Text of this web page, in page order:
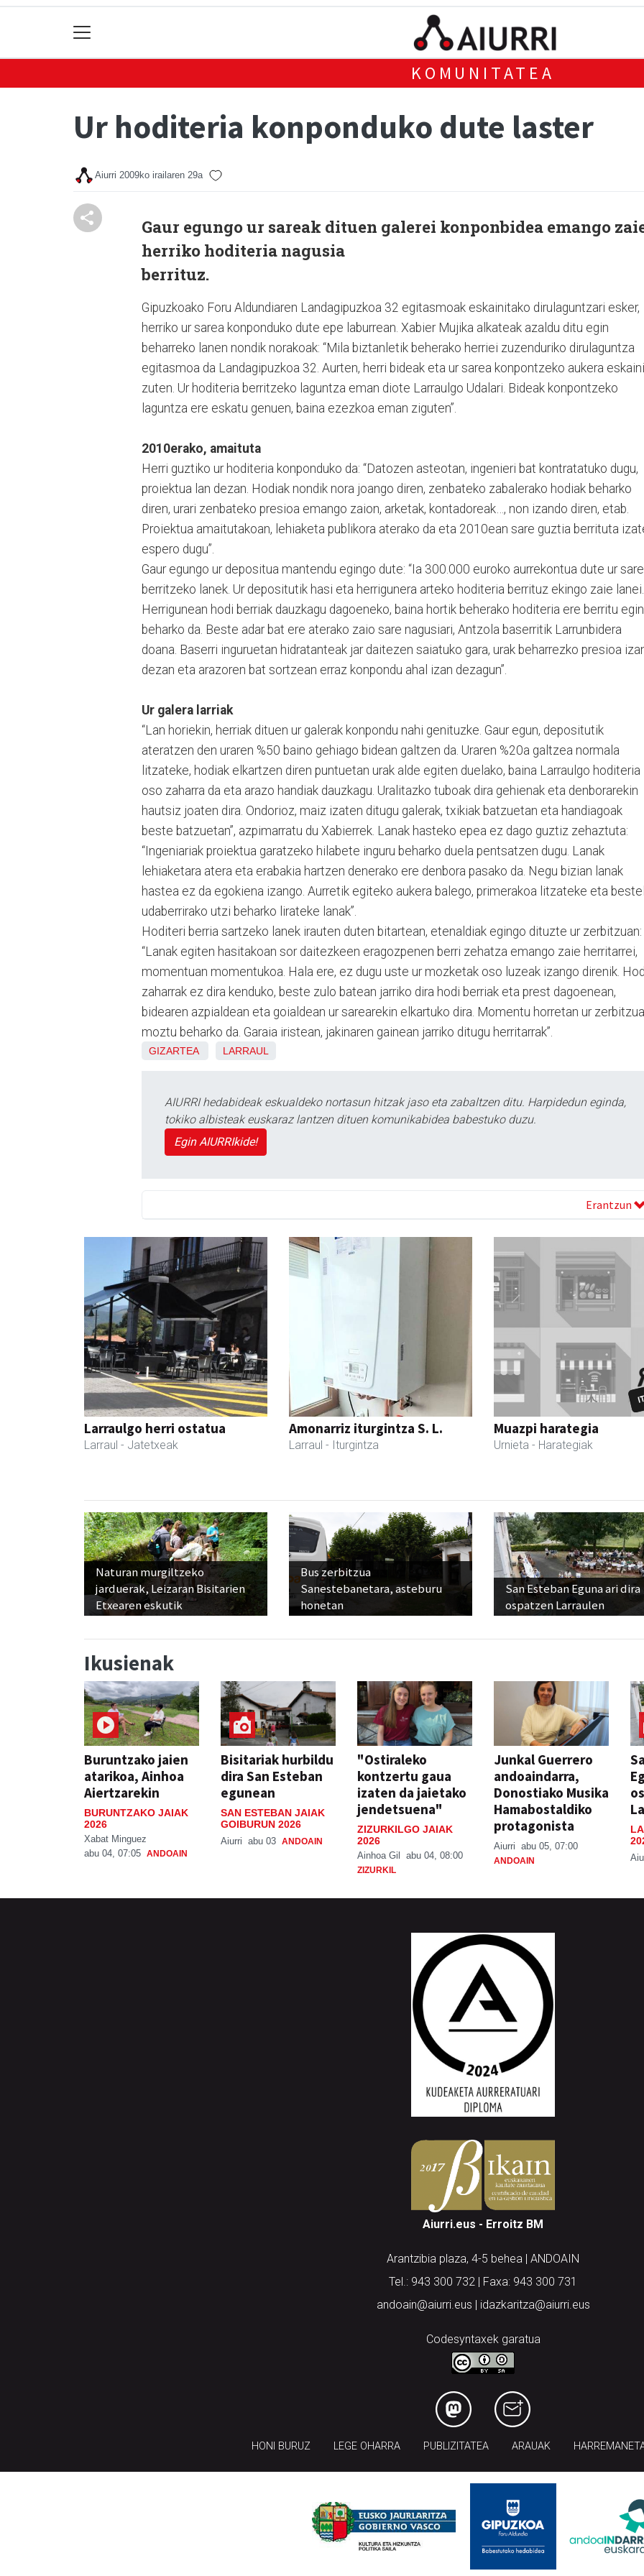
KOMUNITATEA
Ur hoditeria konponduko dute laster
Aiurri 2009ko irailaren 29a
Gaur egungo ur sareak dituen galerei konponbidea emango
herriko hoditeria nagusia
berrituz.
Gipuzkoako Foru Aldundiaren Landagipuzkoa 32 egitasmoak eskainitako dirulaguntzari esker,
herriko ur sarea konponduko dute epe laburrean. Xabier Mujika alkateak azaldu ditu egin
beharreko lanen nondik norakoak: “Mila biztanletik beherako herriei zuzenduriko dirulaguntza
egitasmoa da Landagipuzkoa 32. Aurten, herri bideak eta ur sarea konpontzeko aukera eskaini
zuten. Ur hoditeria berritzeko laguntza eman diote Larraulgo Udalari. Bideak konpontzeko
laguntza ere eskatu genuen, baina ezezkoa eman ziguten”.
2010erako, amaituta
Herri guztiko ur hoditeria konponduko da: “Datozen asteotan, ingenieri bat kontratatuko dugu,
proiektua lan dezan. Hodiak nondik nora joango diren, zenbateko zabalerako hodiak beharko
diren, urari zenbateko presioa emango zaion, arketak, kontadoreak…, non izando diren, etab.
Proiektua amaitutakoan, lehiaketa publikora aterako da eta 2010ean sare guztia berrituta
espero dugu”.
Gaur egungo ur depositua mantendu egingo dute: “Ia 300.000 euroko aurrekontua dute ur
berritzeko lanek. Ur depositutik hasi eta herrigunera arteko hoditeria berrituz ekingo zaie lanei.
Herrigunean hodi berriak dauzkagu dagoeneko, baina hortik beherako hoditeria ere berritu egin
beharko da. Beste adar bat ere aterako zaio sare nagusiari, Antzola baserritik Larrunbidera
doana. Baserri inguruetan hidratanteak jar daitezen saiatuko gara, urak beharrezko presioa
dezan eta arazoren bat sortzean erraz konpondu ahal izan dezagun”.
Ur galera larriak
“Lan horiekin, herriak dituen ur galerak konpondu nahi genituzke. Gaur egun, depositutik
ateratzen den uraren %50 baino gehiago bidean galtzen da. Uraren %20a galtzea normala
litzateke, hodiak elkartzen diren puntuetan urak alde egiten duelako, baina Larraulgo hoditeria
oso zaharra da eta arazo handiak dauzkagu. Uralitazko tuboak dira gehienak eta denborarekin
hautsiz joaten dira. Ondorioz, maiz izaten ditugu galerak, txikiak batzuetan eta handiagoak
beste batzuetan”, azpimarratu du Xabierrek. Lanak hasteko epea ez dago guztiz zehaztuta:
“Ingeniariak proiektua garatzeko hilabete inguru beharko duela pentsatzen dugu. Lanak
lehiaketara atera eta erabakia hartzen denerako ere denbora pasako da. Negu bizian lanak
hastea ez da egokiena izango. Aurretik egiteko aukera balego, primerakoa litzateke eta
udaberrirako utzi beharko lirateke lanak”.
Hoditeri berria sartzeko lanek irauten duten bitartean, etenaldiak egingo dituzte ur zerbitzuan:
“Lanak egiten hasitakoan sor daitezkeen eragozpenen berri zehatza emango zaie herritarrei,
momentuan momentukoa. Hala ere, ez dugu uste ur mozketak oso luzeak izango direnik.
zaharrak ez dira kenduko, beste zulo batean jarriko dira hodi berriak eta prest dagoenean,
bidearen azpialdean eta goialdean ur sarearekin elkartuko dira. Momentu horretan ur zerbitzua
moztu beharko da. Garaia iristean, jakinaren gainean jarriko ditugu herritarrak”.
GIZARTEA LARRAUL
AIURRI hedabideak eskualdeko nortasun hitzak jaso eta zabaltzen ditu. Harpidedun eginda,
tokiko albisteak euskaraz lantzen dituen komunikabidea babestuko duzu.
Egin AIURRIkide!
Erantzun
Larraulgo herri ostatua
Larraul - Jatetxeak
Amonarriz iturgintza S. L.
Larraul - Iturgintza
Muazpi harategia
Urnieta - Harategiak
Naturan murgiltzeko
jarduerak, Leizaran Bisitarien
Etxearen eskutik
Bus zerbitzua
Sanestebanetara, asteburu
honetan
San Esteban Eguna ari dira
ospatzen Larraulen
Ikusienak
Buruntzako jaien
atarikoa, Ainhoa
Aiertzarekin
BURUNTZAKO JAIAK
2026
Xabat Minguez
abu 04, 07:05 ANDOAIN
Bisitariak hurbildu
dira San Esteban
egunean
SAN ESTEBAN JAIAK
GOIBURUN 2026
Aiurri abu 03 ANDOAIN
"Ostiraleko
kontzertu gaua
izaten da jaietako
jendetsuena"
ZIZURKILGO JAIAK
2026
Ainhoa Gil abu 04, 08:00
ZIZURKIL
Junkal Guerrero
andoaindarra,
Donostiako Musika
Hamabostaldiko
protagonista
Aiurri abu 05, 07:00
ANDOAIN
Aiurri.eus - Erroitz BM
Arantzibia plaza, 4-5 behea | ANDOAIN
Tel.: 943 300 732 | Faxa: 943 300 731
andoain@aiurri.eus | idazkaritza@aiurri.eus
Codesyntaxek garatua
HONI BURUZ LEGE OHARRA PUBLIZITATEA ARAUAK